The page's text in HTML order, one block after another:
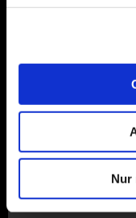
Nur
Wohlbefinden auf
Ebene" bedeutet,
isoliert zu
Heilung geschieht
durchdringt dann